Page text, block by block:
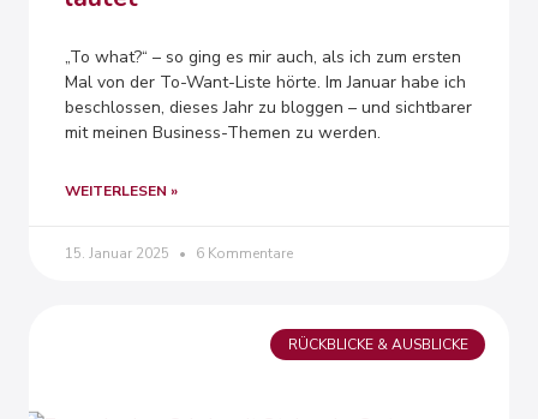
„To what?“ – so ging es mir auch, als ich zum ersten
Mal von der To-Want-Liste hörte. Im Januar habe ich
beschlossen, dieses Jahr zu bloggen – und sichtbarer
mit meinen Business-Themen zu werden.
WEITERLESEN »
15. Januar 2025 6 Kommentare
RÜCKBLICKE & AUSBLICKE